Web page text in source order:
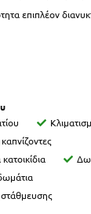
επιπλέον